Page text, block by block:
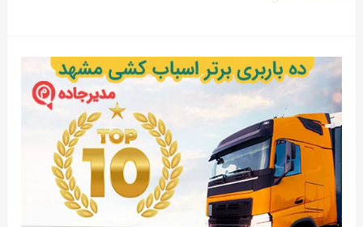
باربری
برتر
اسباب
کشی
مشهد